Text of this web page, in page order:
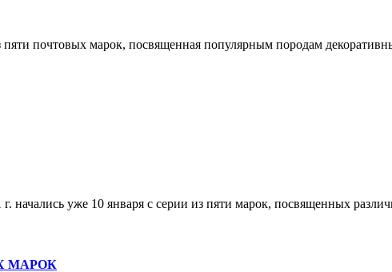
почтовых марок, посвященная популярным породам
уже 10 января с серии из пяти марок, посвященных
МАРОК